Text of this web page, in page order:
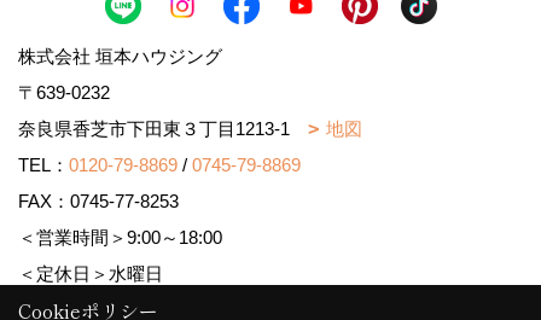
株式会社 垣本ハウジング
〒639-0232
奈良県香芝市下田東３丁目1213-1
地図
TEL： 0120-79-8869 / 0745-79-8869
FAX：0745-77-8253
＜営業時間＞9:00～18:00
＜定休日＞水曜日
Cookieポリシー